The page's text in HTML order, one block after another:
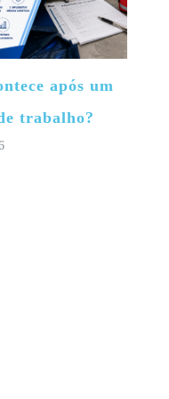
após um
trabalho?